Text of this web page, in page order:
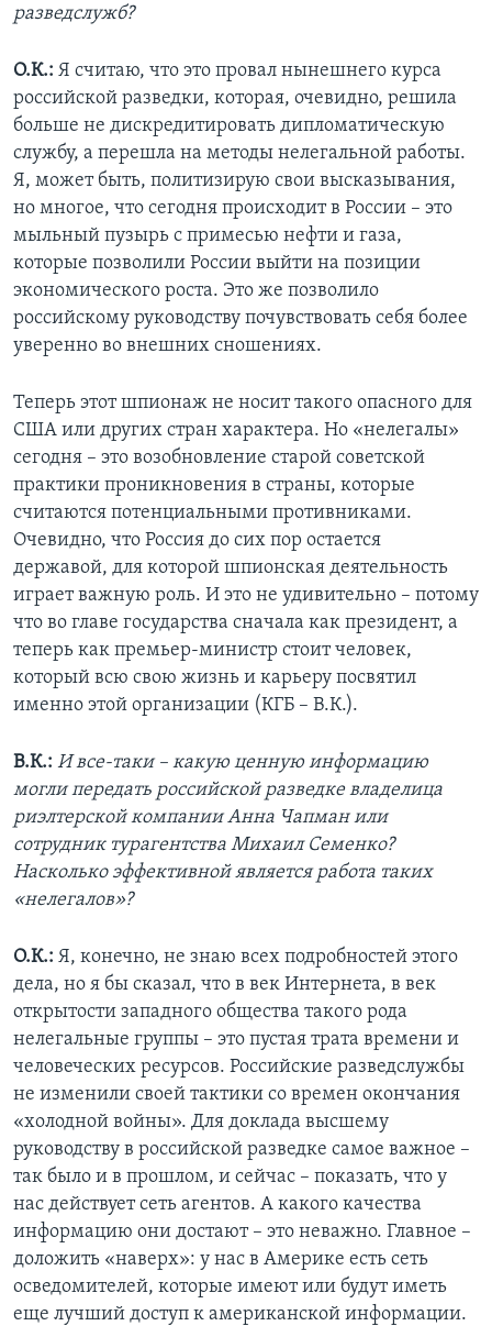
разведслужб?
О.К.: Я считаю, что это провал нынешнего курса
российской разведки, которая, очевидно, решила
больше не дискредитировать дипломатическую
службу, а перешла на методы нелегальной работы.
Я, может быть, политизирую свои высказывания,
но многое, что сегодня происходит в России – это
мыльный пузырь с примесью нефти и газа,
которые позволили России выйти на позиции
экономического роста. Это же позволило
российскому руководству почувствовать себя более
уверенно во внешних сношениях.
Теперь этот шпионаж не носит такого опасного для
США или других стран характера. Но «нелегалы»
сегодня – это возобновление старой советской
практики проникновения в страны, которые
считаются потенциальными противниками.
Очевидно, что Россия до сих пор остается
державой, для которой шпионская деятельность
играет важную роль. И это не удивительно – потому
что во главе государства сначала как президент, а
теперь как премьер-министр стоит человек,
который всю свою жизнь и карьеру посвятил
именно этой организации (КГБ – В.К.).
В.К.: И все-таки – какую ценную информацию
могли передать российской разведке владелица
риэлтерской компании Анна Чапман или
сотрудник турагентства Михаил Семенко?
Насколько эффективной является работа таких
«нелегалов»?
О.К.: Я, конечно, не знаю всех подробностей этого
дела, но я бы сказал, что в век Интернета, в век
открытости западного общества такого рода
нелегальные группы – это пустая трата времени и
человеческих ресурсов. Российские разведслужбы
не изменили своей тактики со времен окончания
«холодной войны». Для доклада высшему
руководству в российской разведке самое важное –
так было и в прошлом, и сейчас – показать, что у
нас действует сеть агентов. А какого качества
информацию они достают – это неважно. Главное –
доложить «наверх»: у нас в Америке есть сеть
осведомителей, которые имеют или будут иметь
еще лучший доступ к американской информации.